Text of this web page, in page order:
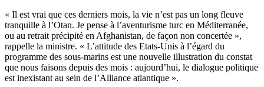
« Il est vrai que ces derniers mois, la vie n’est pas un long fleuve
tranquille à l’Otan. Je pense à l’aventurisme turc en Méditerranée,
ou au retrait précipité en Afghanistan, de façon non concertée »,
rappelle la ministre. « L’attitude des Etats-Unis à l’égard du
programme des sous-marins est une nouvelle illustration du constat
que nous faisons depuis des mois : aujourd’hui, le dialogue politique
est inexistant au sein de l’Alliance atlantique ».